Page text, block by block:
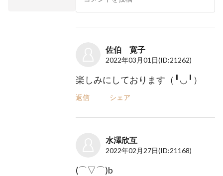
佐伯 寛子
2022年03月01日(ID:21262)
楽しみにしております（╹◡╹）
返信 シェア
水澤欣互
2022年02月27日(ID:21168)
(⌒▽⌒)b